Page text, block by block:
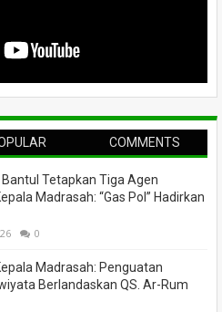
COMMENTS
Bantul Tetapkan Tiga Agen
Madrasah: “Gas Pol” Hadirkan
0
Madrasah: Penguatan
Berlandaskan QS. Ar-Rum